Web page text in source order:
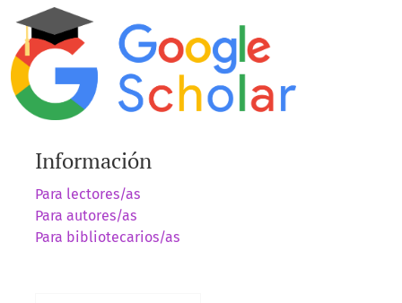
Información
Para lectores/as
Para autores/as
Para bibliotecarios/as